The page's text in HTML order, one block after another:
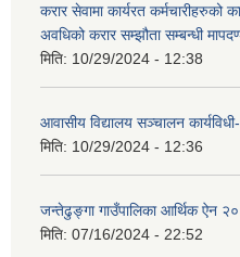
करार सेवामा कार्यरत कर्मचारीहरुको
अवधिको करार सम्झौता सम्बन्धी
मिति: 10/29/2024 - 12:38
आवासीय विद्यालय सञ्चालन
मिति: 10/29/2024 - 12:36
जन्तेढुङ्गा गाउँपालिका आर्थिक ऐन
मिति: 07/16/2024 - 22:52